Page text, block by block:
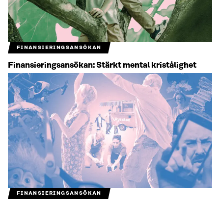
FINANSIERINGSANSÖKAN
Finansieringsansökan: Stärkt mental kristålighet
FINANSIERINGSANSÖKAN